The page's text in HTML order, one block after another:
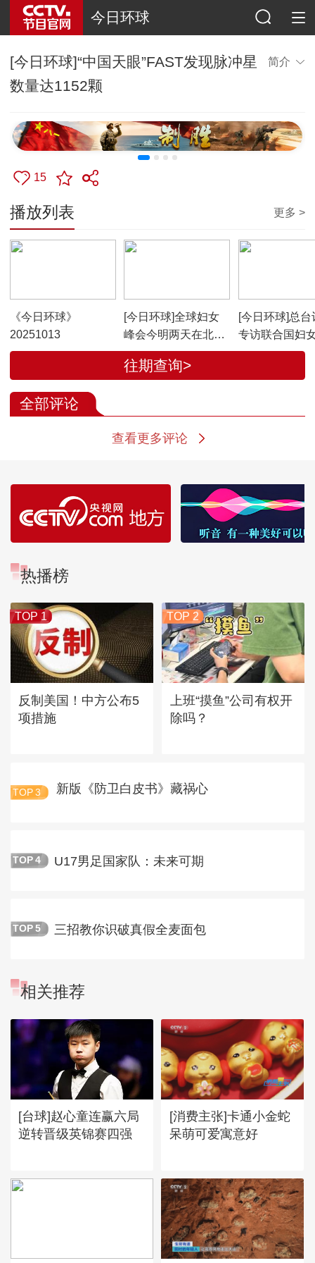
今日环球
[今日环球]“中国天眼”FAST发现脉冲星
数量达1152颗
简介
15
播放列表 更多 >
《今日环球》
20251013
[今日环球]全球妇女
峰会今明两天在北京
举行
[今日环球]总台
专访联合国妇
太区域主任 中
往期查询>
全部评论
查看更多评论
热播榜
TOP 1
反制美国！中方公布5
项措施
TOP 2
上班“摸鱼”公司有权开
除吗？
TOP 3 新版《防卫白皮书》藏祸心
TOP 4 U17男足国家队：未来可期
TOP 5 三招教你识破真假全麦面包
相关推荐
[台球]赵心童连赢六局
逆转晋级英锦赛四强
[消费主张]卡通小金蛇
呆萌可爱寓意好